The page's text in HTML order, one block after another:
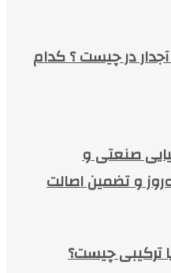
در چیست ؟ کدام
صنعتی و
و تضمین اصالت
ترکیبی چیست؟